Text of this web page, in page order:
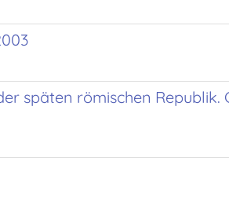
späten römischen Republik.